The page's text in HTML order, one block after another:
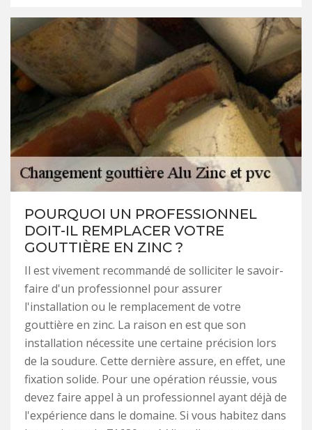
POURQUOI UN PROFESSIONNEL
DOIT-IL REMPLACER VOTRE
GOUTTIÈRE EN ZINC ?
Il est vivement recommandé de solliciter le savoir-
faire d'un professionnel pour assurer
l'installation ou le remplacement de votre
gouttière en zinc. La raison en est que son
installation nécessite une certaine précision lors
de la soudure. Cette dernière assure, en effet, une
fixation solide. Pour une opération réussie, vous
devez faire appel à un professionnel ayant déjà de
l'expérience dans le domaine. Si vous habitez dans